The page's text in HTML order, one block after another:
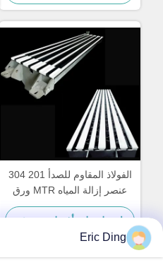
الفولاذ المقاوم للصدأ 201 304
عنصر إزالة المياه MTR ورق
احصل على أفضل سعر
Eric Ding